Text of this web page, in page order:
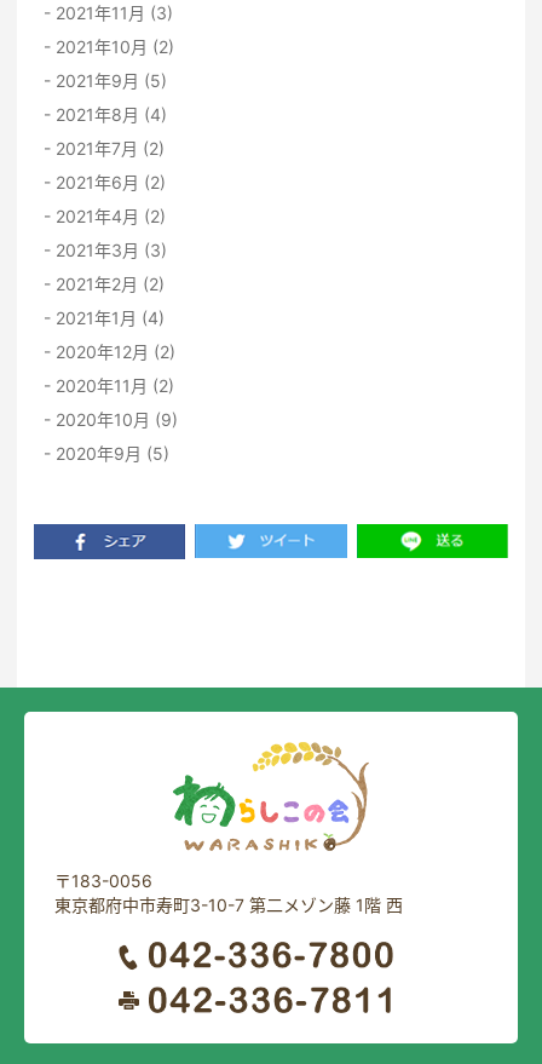
2021年11月 (3)
2021年10月 (2)
2021年9月 (5)
2021年8月 (4)
2021年7月 (2)
2021年6月 (2)
2021年4月 (2)
2021年3月 (3)
2021年2月 (2)
2021年1月 (4)
2020年12月 (2)
2020年11月 (2)
2020年10月 (9)
2020年9月 (5)
〒183-0056
東京都府中市寿町3-10-7 第二メゾン藤 1階 西